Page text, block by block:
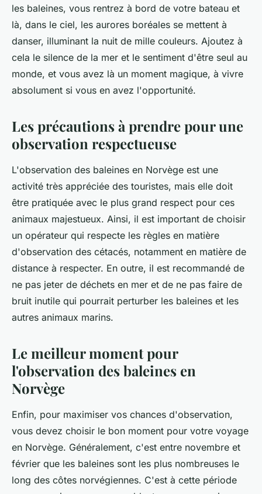
les baleines, vous rentrez à bord de votre bateau et
là, dans le ciel, les aurores boréales se mettent à
danser, illuminant la nuit de mille couleurs. Ajoutez à
cela le silence de la mer et le sentiment d'être seul au
monde, et vous avez là un moment magique, à vivre
absolument si vous en avez l'opportunité.
Les précautions à prendre pour une
observation respectueuse
L'observation des baleines en Norvège est une
activité très appréciée des touristes, mais elle doit
être pratiquée avec le plus grand respect pour ces
animaux majestueux. Ainsi, il est important de choisir
un opérateur qui respecte les règles en matière
d'observation des cétacés, notamment en matière de
distance à respecter. En outre, il est recommandé de
ne pas jeter de déchets en mer et de ne pas faire de
bruit inutile qui pourrait perturber les baleines et les
autres animaux marins.
Le meilleur moment pour
l'observation des baleines en
Norvège
Enfin, pour maximiser vos chances d'observation,
vous devez choisir le bon moment pour votre voyage
en Norvège. Généralement, c'est entre novembre et
février que les baleines sont les plus nombreuses le
long des côtes norvégiennes. C'est à cette période